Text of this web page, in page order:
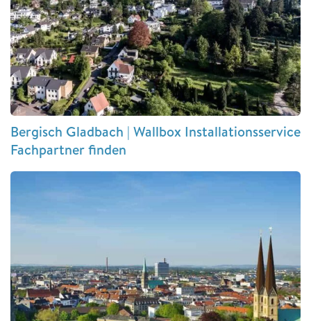
Bergisch Gladbach | Wallbox Installationsservice
Fachpartner finden